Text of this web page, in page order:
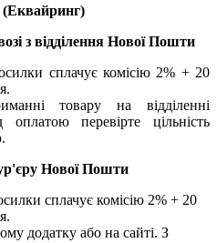
з відділення Нової Пошти
сплачує комісію 2% + 20
товару на відділенні
перевірте цільність
Нової Пошти
сплачує комісію 2% + 20
додатку або на сайті. З